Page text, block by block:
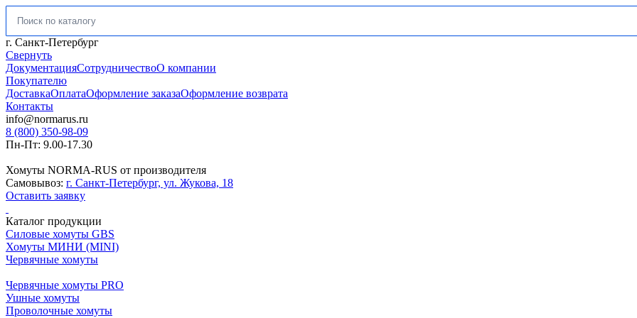
Искать:
г. Санкт-Петербург
Свернуть
ДокументацияСотрудничествоО компании
Покупателю
ДоставкаОплатаОформление заказаОформление возврата
Контакты
info@normarus.ru
8 (800) 350-98-09
Пн-Пт: 9.00-17.30
Хомуты NORMA-RUS от производителя
Самовывоз: г. Санкт-Петербург, ул. Жукова, 18
Оставить заявку
Каталог продукции
Силовые хомуты GBS
Хомуты МИНИ (MINI)
Червячные хомуты
Червячные хомуты PRO
Ушные хомуты
Проволочные хомуты